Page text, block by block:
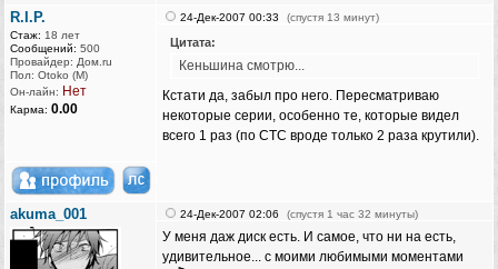
R.I.P.
Стаж: 18 лет
Сообщений: 500
Провайдер: Дом.ru
Пол: Otoko (M)
Он-лайн: Нет
Карма: 0.00
24-Дек-2007 00:33 (спустя 13 минут)
Цитата:
Кеньшина смотрю...
Кстати да, забыл про него. Пересматриваю
некоторые серии, особенно те, которые видел
всего 1 раз (по СТС вроде только 2 раза крутили).
akuma_001 24-Дек-2007 02:06 (спустя 1 час 32 минуты)
У меня даж диск есть. И самое, что ни на есть,
удивительное... с моими любимыми моментами